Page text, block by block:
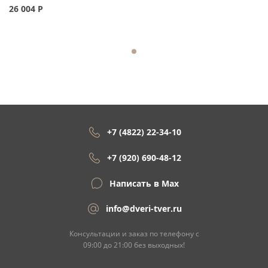
26 004 Р
+7 (4822) 22-34-10
+7 (920) 690-48-12
Написать в Max
info@dveri-tver.ru
Консультации и заказ по телефону с
09:00 до 21:00 без выходных!